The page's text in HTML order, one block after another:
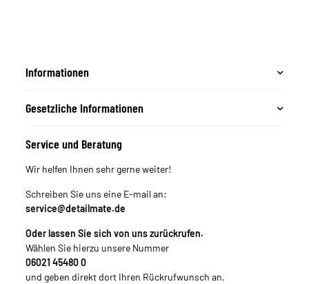
Informationen
Gesetzliche Informationen
Service und Beratung
Wir helfen Ihnen sehr gerne weiter!
Schreiben Sie uns eine E-mail an:
service@detailmate.de
Oder lassen Sie sich von uns zurückrufen.
Wählen Sie hierzu unsere Nummer
06021 45480 0
und geben direkt dort Ihren Rückrufwunsch an.